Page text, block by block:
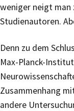
weniger neigt
Studienautoren.
Denn zu dem
Max-Planck-
Zusammenhang
andere